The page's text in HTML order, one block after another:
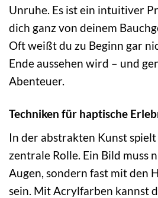
Unruhe. Es ist ein intuitiver
dich ganz von deinem
Oft weißt du zu Beginn gar
Ende aussehen wird – und
Abenteuer.
Techniken für haptische
In der abstrakten Kunst
zentrale Rolle. Ein Bild muss
Augen, sondern fast mit den
sein. Mit Acrylfarben kannst